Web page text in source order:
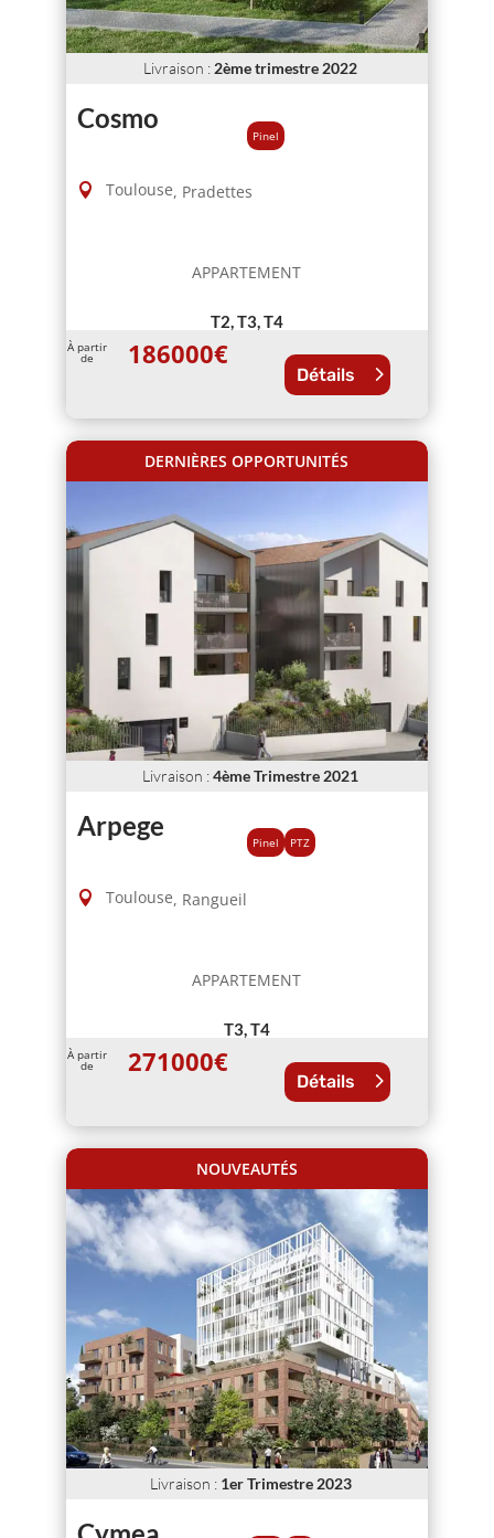
Livraison : 2ème trimestre 2022
Cosmo
Pinel
Toulouse, Pradettes
APPARTEMENT
T2, T3, T4
À partir
de 186000€
Détails
DERNIÈRES OPPORTUNITÉS
Livraison :4ème Trimestre 2021
Arpege
Pinel PTZ
Toulouse, Rangueil
APPARTEMENT
T3, T4
À partir
de 271000€
Détails
NOUVEAUTÉS
Livraison : 1er Trimestre 2023